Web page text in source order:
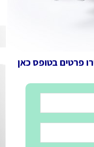
פרטים בטופס כאן